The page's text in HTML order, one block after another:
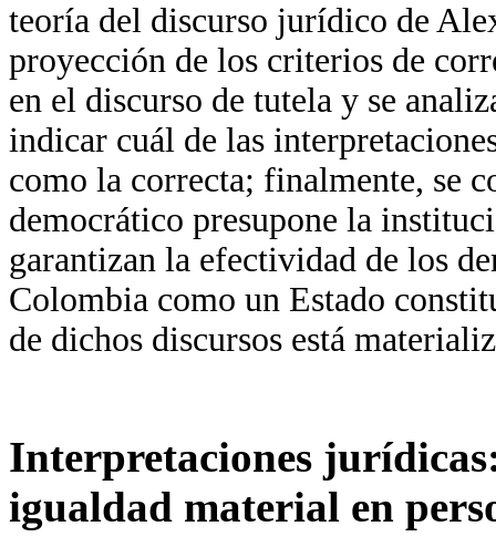
teoría del discurso jurídico de
proyección de los criterios de
en el discurso de tutela y se
indicar cuál de las
como la correcta; finalmente, se
democrático presupone la
garantizan la efectividad de los
Colombia como un Estado
de dichos discursos está
Interpretaciones
igualdad material en